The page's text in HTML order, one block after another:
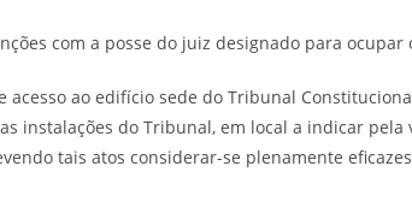
com a posse do juiz designado para
ao edifício sede do Tribunal
instalações do Tribunal, em local a indicar
tais atos considerar-se plenamente